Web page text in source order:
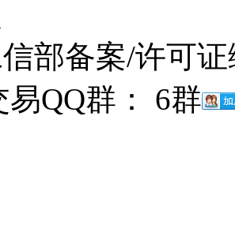
部备案/许可
QQ群： 6群